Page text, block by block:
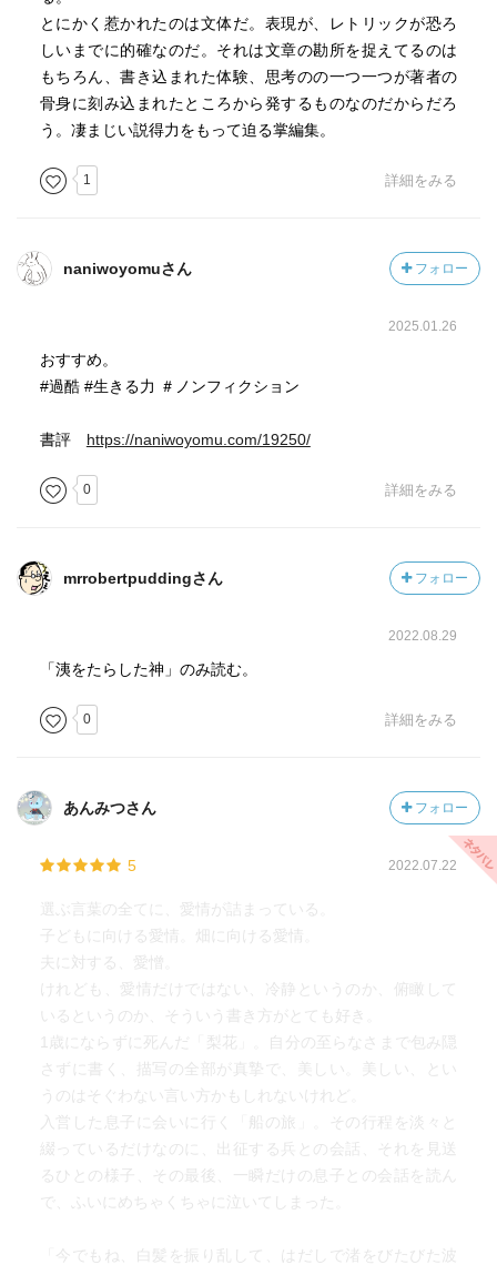
もし草野がいなければ、せいは一生書かないままで終わ
ったかもしれない。すぐれた文学が生み出される陰には、
ときおり、産婆（さんば）のような役割を果たす、こうし
た人物が存在することがある。
とにかく惹かれたのは文体だ。表現が、レトリックが恐ろ
しいまでに的確なのだ。それは文章の勘所を捉えてるのは
もちろん、書き込まれた体験、思考のの一つ一つが著者の
骨身に刻み込まれたところから発するものなのだからだろ
う。凄まじい説得力をもって迫る掌編集。
1 詳細をみる
naniwoyomuさん フォロー
2025.01.26
おすすめ。
#過酷 #生きる力 ＃ノンフィクション
書評 https://naniwoyomu.com/19250/
0 詳細をみる
mrrobertpuddingさん フォロー
2022.08.29
「洟をたらした神」のみ読む。
0 詳細をみる
あんみつさん フォロー
5 2022.07.22
選ぶ言葉の全てに、愛情が詰まっている。
子どもに向ける愛情。畑に向ける愛情。
夫に対する、愛憎。
けれども、愛情だけではない、冷静というのか、俯瞰して
いるというのか、そういう書き方がとても好き。
1歳にならずに死んだ「梨花」。自分の至らなさまで包み隠
さずに書く、描写の全部が真摯で、美しい。美しい、とい
うのはそぐわない言い方かもしれないけれど。
入営した息子に会いに行く「船の旅」。その行程を淡々と
綴っているだけなのに、出征する兵との会話、それを見送
るひとの様子、その最後、一瞬だけの息子との会話を読ん
で、ふいにめちゃくちゃに泣いてしまった。
「今でもね、白髪を振り乱して、はだしで渚をびたびた波